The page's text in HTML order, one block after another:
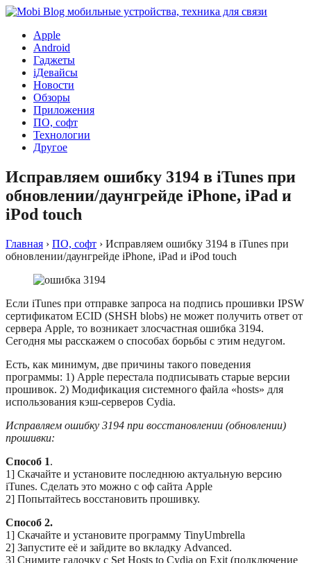
Apple
Android
Гаджеты
iДевайсы
Новости
Обзоры
Приложения
ПО, софт
Технологии
Другое
Исправляем ошибку 3194 в iTunes при
обновлении/даунгрейде iPhone, iPad и
iPod touch
Главная › ПО, софт › Исправляем ошибку 3194 в iTunes при
обновлении/даунгрейде iPhone, iPad и iPod touch
Если iTunes при отправке запроса на подпись прошивки IPSW
сертификатом ECID (SHSH blobs) не может получить ответ от
сервера Apple, то возникает злосчастная ошибка 3194.
Сегодня мы расскажем о способах борьбы с этим недугом.
Есть, как минимум, две причины такого поведения
программы: 1) Apple перестала подписывать старые версии
прошивок. 2) Модификация системного файла «hosts» для
использования кэш-серверов Cydia.
Исправляем ошибку 3194 при восстановлении (обновлении)
прошивки:
Способ 1.
1] Скачайте и установите последнюю актуальную версию
iTunes. Сделать это можно с оф сайта Apple
2] Попытайтесь восстановить прошивку.
Способ 2.
1] Скачайте и установите программу TinyUmbrella
2] Запустите её и зайдите во вкладку Advanced.
3] Снимите галочку с Set Hosts to Cydia on Exit (подключение